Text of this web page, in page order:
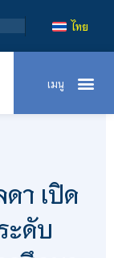
สถาบันเทคโนโลยีจิตรล
ไทย
า เปิด
ะดับ